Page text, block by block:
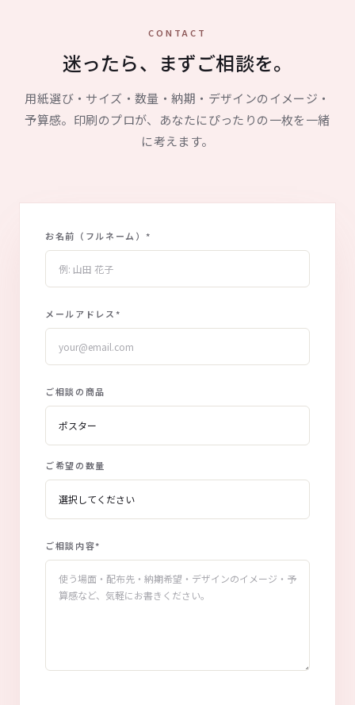
CONTACT
迷ったら、まずご相談を。
用紙選び・サイズ・数量・納期・デザインのイメージ・
予算感。印刷のプロが、あなたにぴったりの一枚を一緒
に考えます。
お名前（フルネーム） *
メールアドレス*
ご相談の商品
ご希望の数量
ご相談内容*